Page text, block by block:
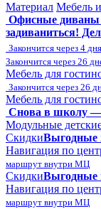
Материал Мебель
Офисные диваны
задиваниться!
Закончится через 4 дня
Закончится через 26
Мебель для
Закончится через 26
Мебель для
Снова в школу —
Модульные
СкидкиВыгодные
Навигация по
маршрут внутри МЦ
СкидкиВыгодные
Навигация по
маршрут внутри МЦ